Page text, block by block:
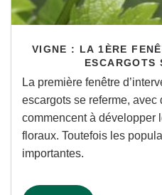
VIGNE : LA 1ÈRE
ESCARGOTS
La première fenêtre
escargots se referme, avec
commencent à développer
floraux. Toutefois les
importantes.